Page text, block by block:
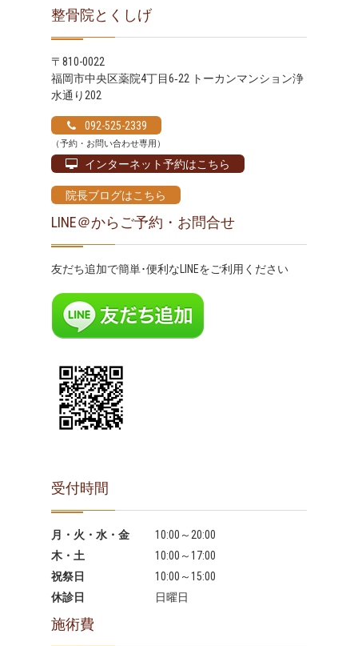
整骨院とくしげ
〒810-0022
福岡市中央区薬院4丁目6‐22 トーカンマンション浄
水通り202
092-525-2339
（予約・お問い合わせ専用）
インターネット予約はこちら
院長ブログはこちら
LINE＠からご予約・お問合せ
友だち追加で簡単･便利なLINEをご利用ください
受付時間
月・火・水・金
10:00～20:00
木・土
10:00～17:00
祝祭日
10:00～15:00
休診日
日曜日
施術費